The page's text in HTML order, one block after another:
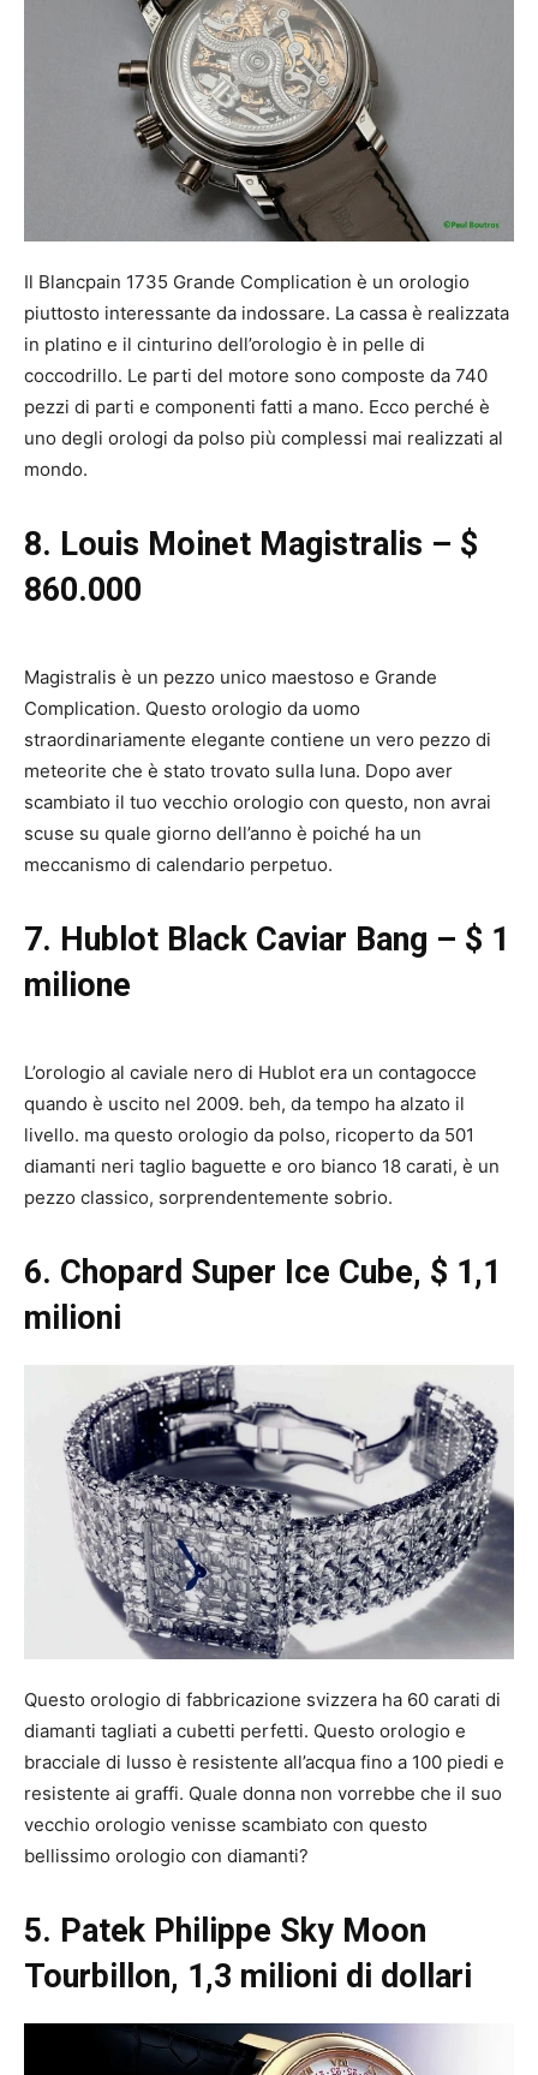
Il Blancpain 1735 Grande Complication è un orologio
piuttosto interessante da indossare. La cassa è realizzata
in platino e il cinturino dell’orologio è in pelle di
coccodrillo. Le parti del motore sono composte da 740
pezzi di parti e componenti fatti a mano. Ecco perché è
uno degli orologi da polso più complessi mai realizzati al
mondo.
8. Louis Moinet Magistralis – $
860.000
Magistralis è un pezzo unico maestoso e Grande
Complication. Questo orologio da uomo
straordinariamente elegante contiene un vero pezzo di
meteorite che è stato trovato sulla luna. Dopo aver
scambiato il tuo vecchio orologio con questo, non avrai
scuse su quale giorno dell’anno è poiché ha un
meccanismo di calendario perpetuo.
7. Hublot Black Caviar Bang – $ 1
milione
L’orologio al caviale nero di Hublot era un contagocce
quando è uscito nel 2009. beh, da tempo ha alzato il
livello. ma questo orologio da polso, ricoperto da 501
diamanti neri taglio baguette e oro bianco 18 carati, è un
pezzo classico, sorprendentemente sobrio.
6. Chopard Super Ice Cube, $ 1,1
milioni
Questo orologio di fabbricazione svizzera ha 60 carati di
diamanti tagliati a cubetti perfetti. Questo orologio e
bracciale di lusso è resistente all’acqua fino a 100 piedi e
resistente ai graffi. Quale donna non vorrebbe che il suo
vecchio orologio venisse scambiato con questo
bellissimo orologio con diamanti?
5. Patek Philippe Sky Moon
Tourbillon, 1,3 milioni di dollari